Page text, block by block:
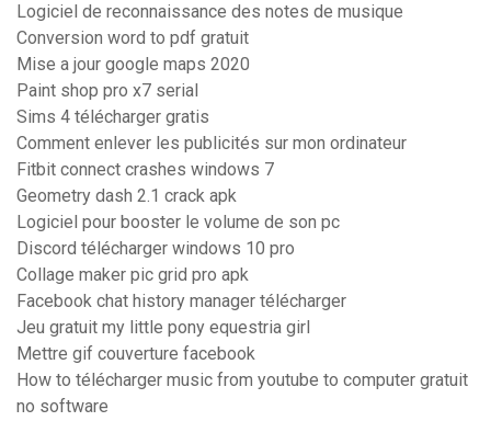
Logiciel de reconnaissance des notes de musique
Conversion word to pdf gratuit
Mise a jour google maps 2020
Paint shop pro x7 serial
Sims 4 télécharger gratis
Comment enlever les publicités sur mon ordinateur
Fitbit connect crashes windows 7
Geometry dash 2.1 crack apk
Logiciel pour booster le volume de son pc
Discord télécharger windows 10 pro
Collage maker pic grid pro apk
Facebook chat history manager télécharger
Jeu gratuit my little pony equestria girl
Mettre gif couverture facebook
How to télécharger music from youtube to computer gratuit
no software